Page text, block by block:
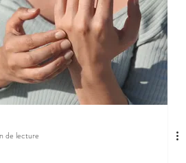
de lecture